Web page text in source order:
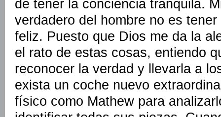
de tener la conciencia tranquila.
verdadero del hombre no es
feliz. Puesto que Dios me da la
el rato de estas cosas, entiendo
reconocer la verdad y llevarla a
exista un coche nuevo
físico como Mathew para